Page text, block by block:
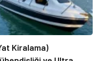
Kiralama)